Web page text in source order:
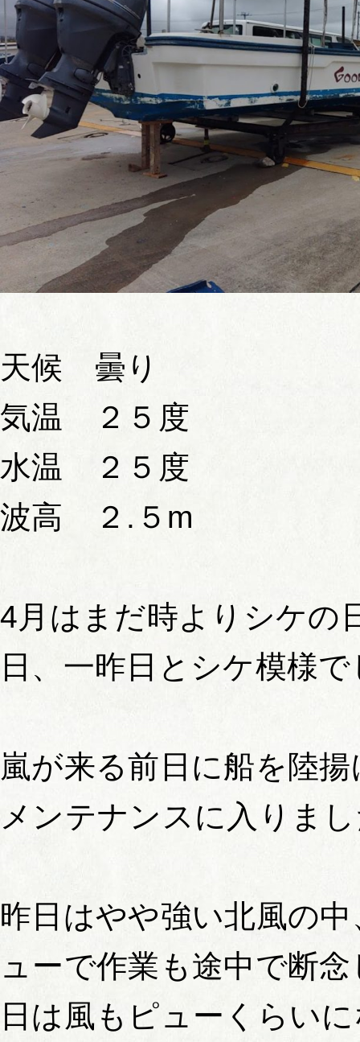
天候 曇り
気温 ２５度
水温 ２５度
波高 ２.５m
4月はまだ時よりシケの
日、一昨日とシケ模様
嵐が来る前日に船を陸
メンテナンスに入りま
昨日はやや強い北風の
ューで作業も途中で断
日は風もピューくらい